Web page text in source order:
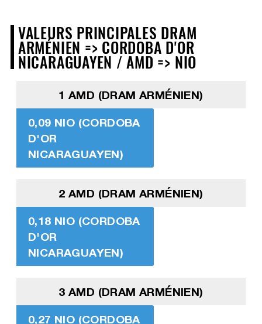
VALEURS PRINCIPALES DRAM
ARMÉNIEN => CORDOBA D'OR
NICARAGUAYEN / AMD => NIO
1 AMD (DRAM ARMÉNIEN)
0,09 NIO (CORDOBA
D'OR
NICARAGUAYEN)
2 AMD (DRAM ARMÉNIEN)
0,18 NIO (CORDOBA
D'OR
NICARAGUAYEN)
3 AMD (DRAM ARMÉNIEN)
0,27 NIO (CORDOBA